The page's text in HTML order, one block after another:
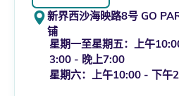
新界西沙海映路8号 GO
铺
星期一至星期五：上午
3:00 - 晚上7:00
星期六：上午10:00 - 下午